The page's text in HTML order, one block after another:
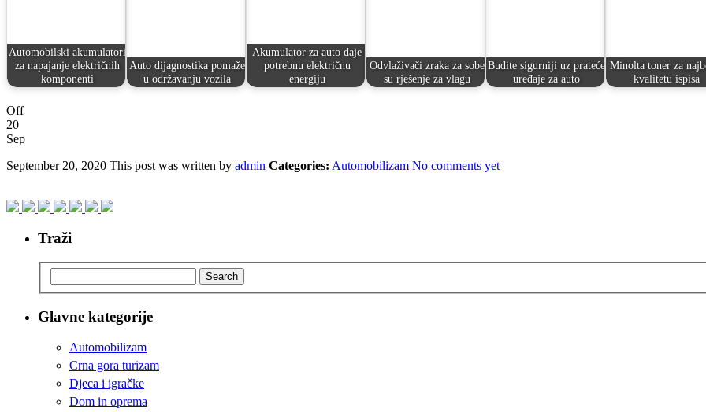
Automobilski akumulatori
za napajanje električnih
komponenti
Auto dijagnostika pomaže
u održavanju vozila
Akumulator za auto daje
potrebnu električnu
energiju
Odvlaživači zraka za sobe
su rješenje za vlagu
Budite sigurniji uz prateće
uređaje za auto
Minolta toner za
kvalitetu ispisa
Off
20
Sep
September 20, 2020 This post was written by admin Categories: Automobilizam No comments yet
Traži
Search
Glavne kategorije
Automobilizam
Crna gora turizam
Djeca i igračke
Dom in oprema